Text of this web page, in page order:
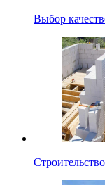
Выбор